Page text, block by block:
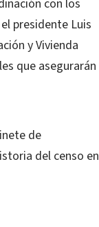
con los
presidente Luis
y Vivienda
que asegurarán
de
del censo en